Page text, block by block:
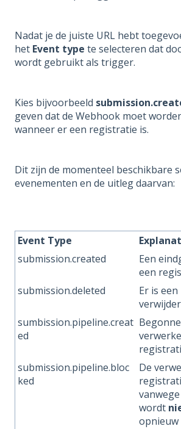
Nadat je de juiste URL hebt
het Event type te selecteren dat
wordt gebruikt als trigger.
Kies bijvoorbeeld
geven dat de Webhook moet
wanneer er een registratie is.
Dit zijn de momenteel beschikbare
evenementen en de uitleg daarvan:
Event Type
submission.created
Een
een
submission.deleted
Er is
sumbission.pipeline.creat
ed
submission.pipeline.bloc
ked
De
wordt